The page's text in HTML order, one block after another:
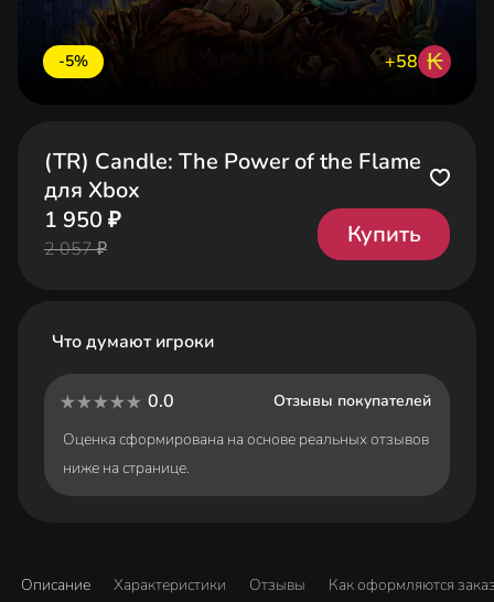
-5% +58 ₭
(TR) Candle: The Power of the Flame
для Xbox
1 950 ₽
2 057 ₽
Купить
Что думают игроки
0.0
Отзывы покупателей
Оценка сформирована на основе реальных отзывов
ниже на странице.
Описание Характеристики Отзывы Как оформляются